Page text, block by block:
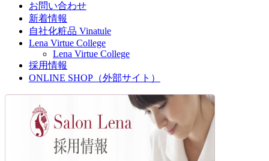
お問い合わせ
新着情報
自社化粧品 Vinatule
Lena Virtue College
Lena Virtue College
採用情報
ONLINE SHOP（外部サイト）